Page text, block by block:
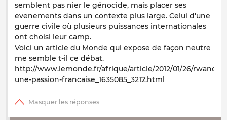
semblent pas nier le génocide, mais placer ses
evenements dans un contexte plus large. Celui d'une
guerre civile où plusieurs puissances internationales
ont choisi leur camp.
Voici un article du Monde qui expose de façon neutre
me semble t-il ce débat.
http://www.lemonde.fr/afrique/article/2012/01/26/rwanda-
une-passion-francaise_1635085_3212.html